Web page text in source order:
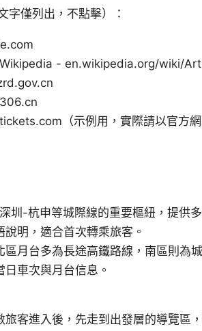
字僅列出，不點擊）：
- en.wikipedia.org/wiki/
（示例用，實際請以官方網
圳-杭申等城際線的重要樞紐，提供
明，適合首次轉乘旅客。
區月台多為長途高鐵路線，南區則為
車次與月台信息。
旅客進入後，先走到出發層的導覽區